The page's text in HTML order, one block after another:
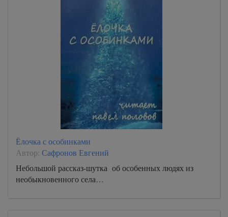
Ёлочка с особинками
Автор: Сафронов Евгений
Небольшой рассказ-шутка об особенных людях из
необыкновенного села…